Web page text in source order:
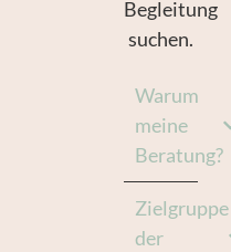
Begleitung
suchen.
Warum
meine
Beratung?
Zielgruppe
der